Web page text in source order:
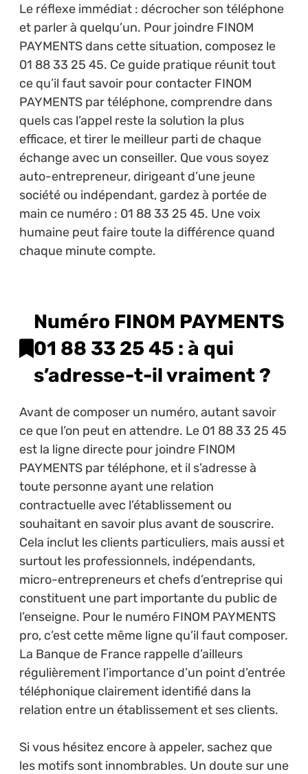
Le réflexe immédiat : décrocher son téléphone
et parler à quelqu’un. Pour joindre FINOM
PAYMENTS dans cette situation, composez le
01 88 33 25 45. Ce guide pratique réunit tout
ce qu’il faut savoir pour contacter FINOM
PAYMENTS par téléphone, comprendre dans
quels cas l’appel reste la solution la plus
efficace, et tirer le meilleur parti de chaque
échange avec un conseiller. Que vous soyez
auto-entrepreneur, dirigeant d’une jeune
société ou indépendant, gardez à portée de
main ce numéro : 01 88 33 25 45. Une voix
humaine peut faire toute la différence quand
chaque minute compte.
Numéro FINOM PAYMENTS
01 88 33 25 45 : à qui
s’adresse-t-il vraiment ?
Avant de composer un numéro, autant savoir
ce que l’on peut en attendre. Le 01 88 33 25 45
est la ligne directe pour joindre FINOM
PAYMENTS par téléphone, et il s’adresse à
toute personne ayant une relation
contractuelle avec l’établissement ou
souhaitant en savoir plus avant de souscrire.
Cela inclut les clients particuliers, mais aussi et
surtout les professionnels, indépendants,
micro-entrepreneurs et chefs d’entreprise qui
constituent une part importante du public de
l’enseigne. Pour le numéro FINOM PAYMENTS
pro, c’est cette même ligne qu’il faut composer.
La Banque de France rappelle d’ailleurs
régulièrement l’importance d’un point d’entrée
téléphonique clairement identifié dans la
relation entre un établissement et ses clients.
Si vous hésitez encore à appeler, sachez que
les motifs sont innombrables. Un doute sur une